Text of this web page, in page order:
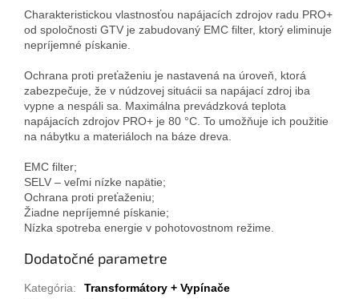
Charakteristickou vlastnosťou napájacích zdrojov radu PRO+
od spoločnosti GTV je zabudovaný EMC filter, ktorý eliminuje
nepríjemné pískanie.
Ochrana proti preťaženiu je nastavená na úroveň, ktorá
zabezpečuje, že v núdzovej situácii sa napájací zdroj iba
vypne a nespáli sa. Maximálna prevádzková teplota
napájacích zdrojov PRO+ je 80 °C. To umožňuje ich použitie
na nábytku a materiáloch na báze dreva.
EMC filter;
SELV – veľmi nízke napätie;
Ochrana proti preťaženiu;
Žiadne nepríjemné pískanie;
Nízka spotreba energie v pohotovostnom režime.
Dodatočné parametre
Kategória:
Transformátory + Vypínače